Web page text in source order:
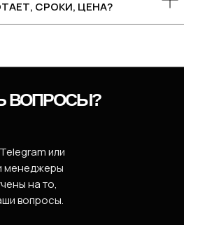
СРОКИ, ЦЕНА?
или
менеджеры
на то,
вопросы.
ВОПРОСЫ?